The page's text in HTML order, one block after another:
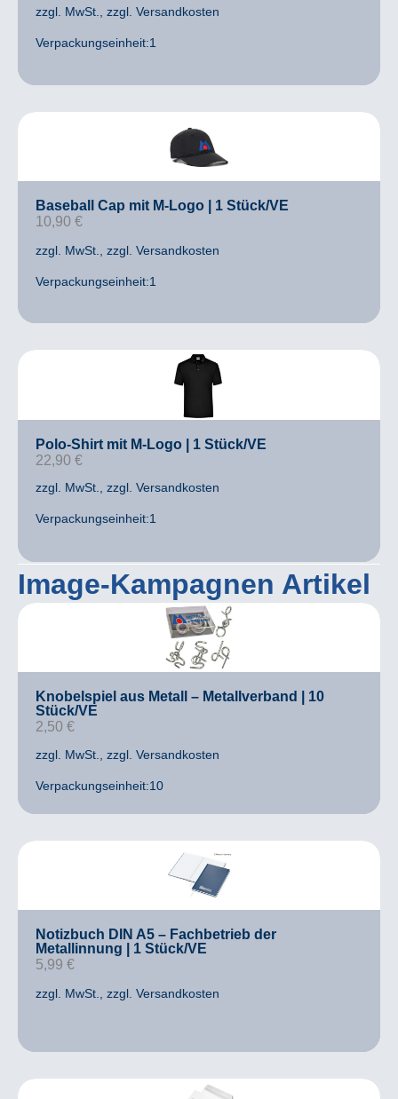
Verpackungseinheit:1
zzgl. MwSt. , zzgl. Versandkosten
Baseball Cap mit M-Logo | 1 Stück/VE
10,90 €
Verpackungseinheit:1
zzgl. MwSt. , zzgl. Versandkosten
Polo-Shirt mit M-Logo | 1 Stück/VE
22,90 €
Verpackungseinheit:1
zzgl. MwSt. , zzgl. Versandkosten
Image-Kampagnen Artikel
Knobelspiel aus Metall – Metallverband | 10
Stück/VE
2,50 €
Verpackungseinheit:10
zzgl. MwSt., zzgl. Versandkosten
Notizbuch DIN A5 – Fachbetrieb der
Metallinnung | 1 Stück/VE
5,99 €
zzgl. MwSt. , zzgl. Versandkosten